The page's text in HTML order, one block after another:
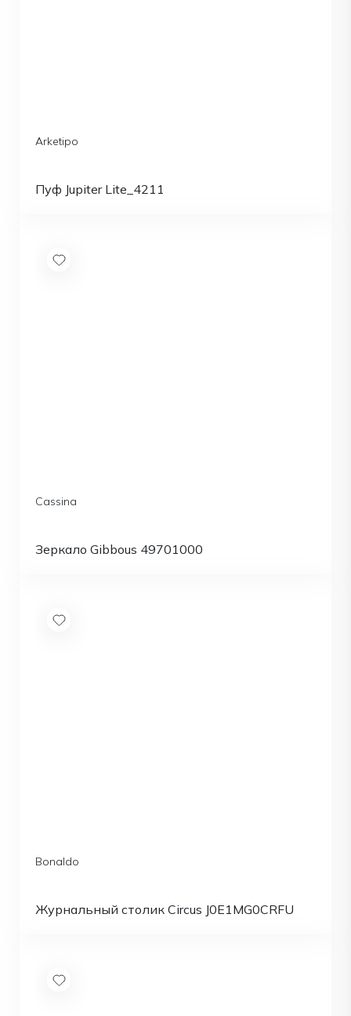
Arketipo
Пуф Jupiter Lite_4211
Cassina
Зеркало Gibbous 49701000
Bonaldo
Журнальный столик Circus J0E1MG0CRFU